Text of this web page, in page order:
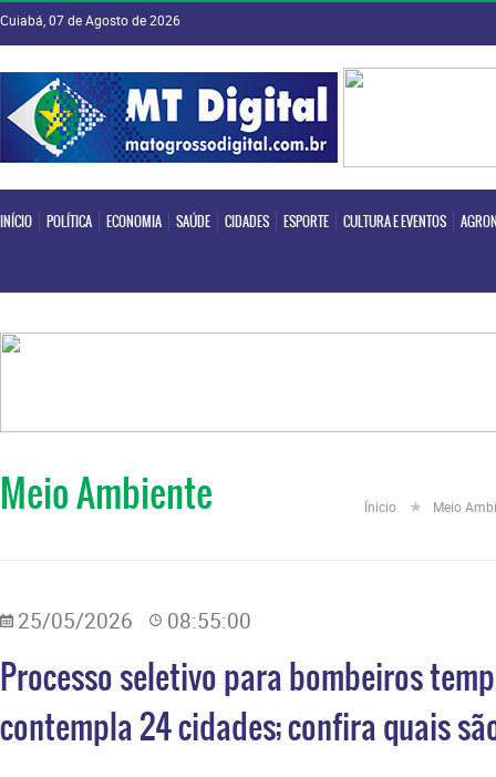
Cuiabá, 07 de Agosto de 2026
INÍCIO POLÍTICA ECONOMIA SAÚDE CIDADES ESPORTE CULTURA E EVENTOS
INÍCIO POLÍTICA ECONOMIA SAÚDE
Meio Ambiente Ínicio Meio
25/05/2026 08:55:00
Processo seletivo para bombeiros
contempla 24 cidades; confira quais